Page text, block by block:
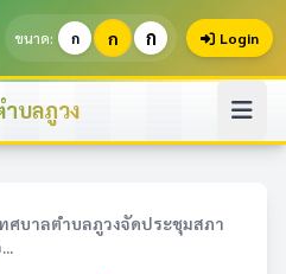
ขนาด: ก ก ก Login
บลภูวง
ทศบาลตำบลภูวงจัดประชุมสภา